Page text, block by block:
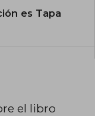
es Tapa
el libro